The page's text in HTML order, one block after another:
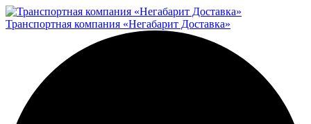
Транспортная компания «Негабарит Доставка»